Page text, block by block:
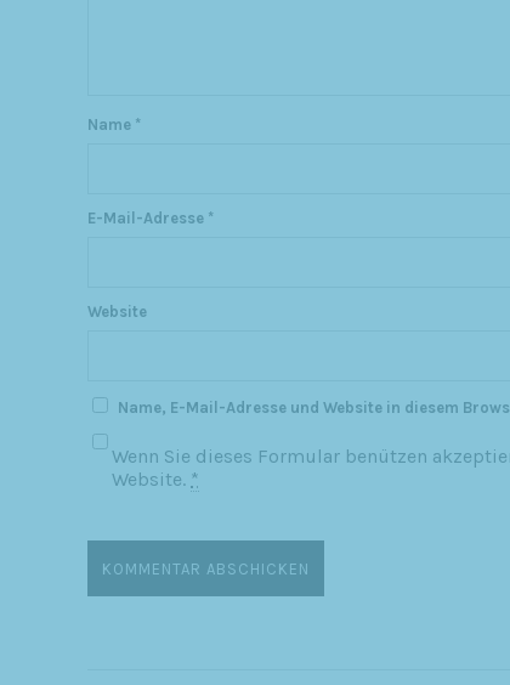
Name *
E-Mail-Adresse *
Website
Name, E-Mail-Adresse und Website in diesem
Wenn Sie dieses Formular benützen
Website. *